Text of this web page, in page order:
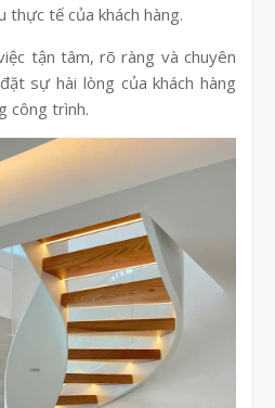
thực tế của khách hàng.
tận tâm, rõ ràng và chuyên
sự hài lòng của khách hàng
công trình.